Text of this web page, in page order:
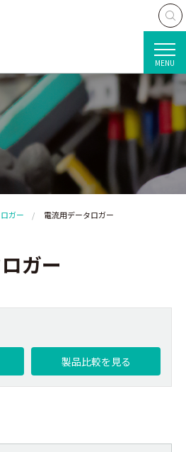
MENU
ロガー 電流用データロガー
ガー
製品比較を見る